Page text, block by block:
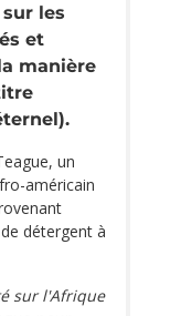
les
et
manière
un
américain
détergent à
sur l'Afrique